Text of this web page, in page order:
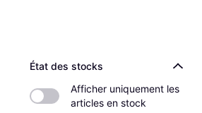
État des stocks
Afficher uniquement les
articles en stock